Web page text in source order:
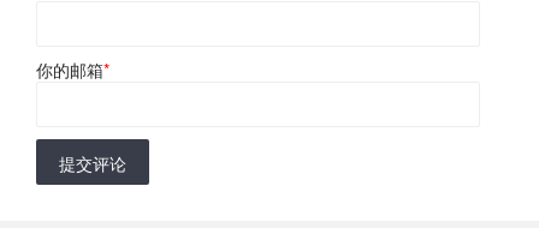
你的邮箱*
提交评论